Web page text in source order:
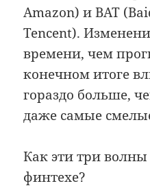
Amazon) и BAT
Tencent).
времени, чем
конечном итоге
гораздо больше,
даже самые
Как эти три волны
финтехе?